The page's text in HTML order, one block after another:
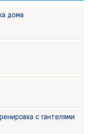
дома
с гантелями